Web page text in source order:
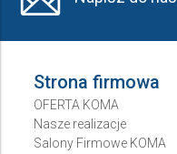
Strona firmowa
OFERTA KOMA
Nasze realizacje
Salony Firmowe KOMA